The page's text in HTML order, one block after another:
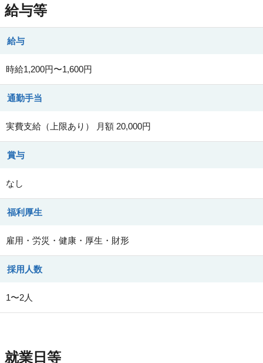
給与等
給与
時給1,200円〜1,600円
通勤手当
実費支給（上限あり） 月額 20,000円
賞与
なし
福利厚生
雇用・労災・健康・厚生・財形
採用人数
1〜2人
就業日等